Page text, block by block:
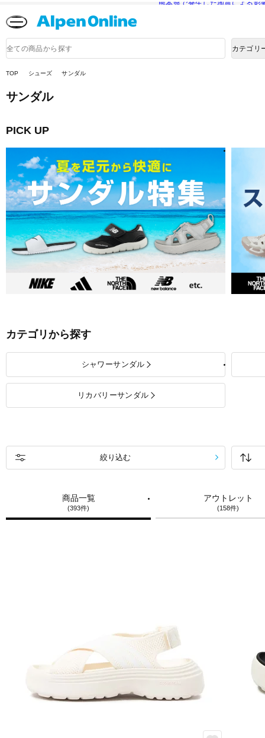
熊本県で発生した地震による影
品
検
カテゴリ
TOP シューズ サンダル
サンダル
PICK UP
カテゴリから探す
シャワーサンダル
リカバリーサンダル
商品一覧
(393件)
アウトレット
(158件)
絞り込む